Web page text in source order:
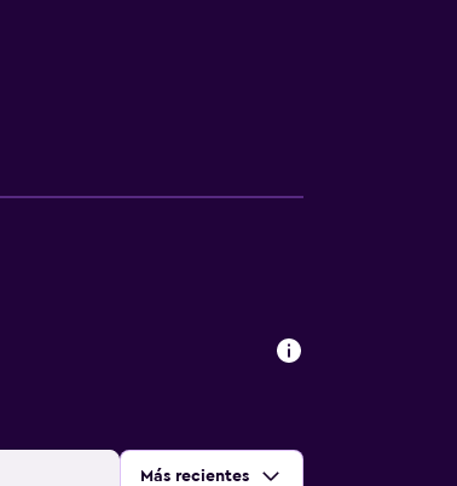
Ordenar por:
Más recientes